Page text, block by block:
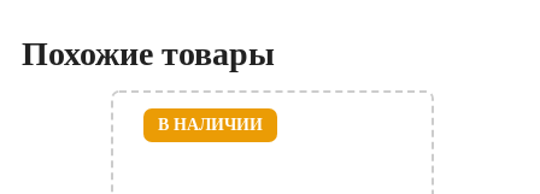
Похожие товары
В НАЛИЧИИ